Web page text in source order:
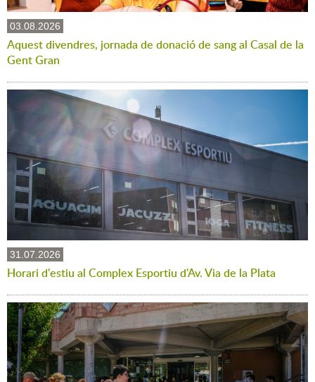
03.08.2026
Aquest divendres, jornada de donació de sang al Casal de la
Gent Gran
31.07.2026
Horari d'estiu al Complex Esportiu d'Av. Via de la Plata